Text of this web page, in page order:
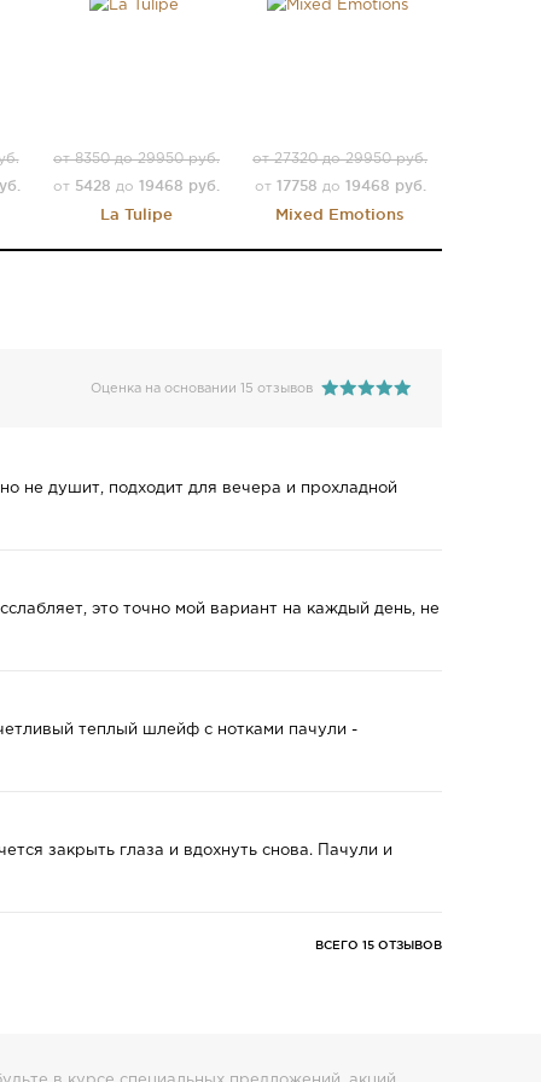
от 8350 до 29950 руб.
от 5428 до19468 руб.
La Tulipe
от 27320 до 29950 руб.
от 17758 до 19468 руб.
Mixed Emotions
Оценка на основании 15 отзывов
не душит, подходит для вечера и прохладной
это точно мой вариант на каждый день, не
теплый шлейф с нотками пачули -
закрыть глаза и вдохнуть снова. Пачули и
ВСЕГО 15 ОТЗЫВОВ